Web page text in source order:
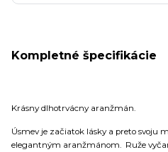
Kompletné špecifikácie
Krásny dlhotrvácny aranžmán.
Úsmev je začiatok lásky a preto svoju
elegantným aranžmánom. Ruže